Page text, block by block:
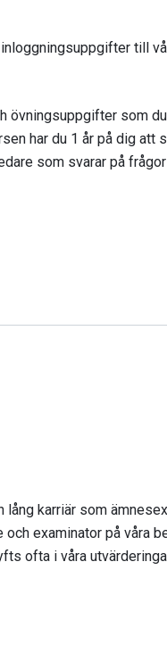
till
som
har du 1 år på dig att
som svarar på
lång karriär som
och examinator på våra
ofta i våra